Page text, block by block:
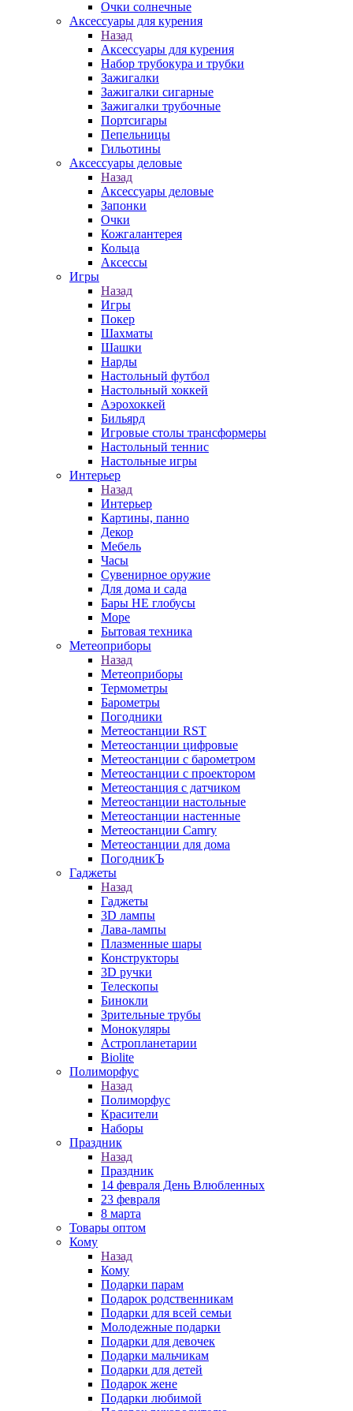
Очки солнечные
Аксессуары для курения
Назад
Аксессуары для курения
Набор трубокура и трубки
Зажигалки
Зажигалки сигарные
Зажигалки трубочные
Портсигары
Пепельницы
Гильотины
Аксессуары деловые
Назад
Аксессуары деловые
Запонки
Очки
Кожгалантерея
Кольца
Аксессы
Игры
Назад
Игры
Покер
Шахматы
Шашки
Нарды
Настольный футбол
Настольный хоккей
Аэрохоккей
Бильярд
Игровые столы трансформеры
Настольный теннис
Настольные игры
Интерьер
Назад
Интерьер
Картины, панно
Декор
Мебель
Часы
Сувенирное оружие
Для дома и сада
Бары НЕ глобусы
Море
Бытовая техника
Метеоприборы
Назад
Метеоприборы
Термометры
Барометры
Погодники
Метеостанции RST
Метеостанции цифровые
Метеостанции с барометром
Метеостанции с проектором
Метеостанция с датчиком
Метеостанции настольные
Метеостанции настенные
Метеостанции Camry
Метеостанции для дома
ПогодникЪ
Гаджеты
Назад
Гаджеты
3D лампы
Лава-лампы
Плазменные шары
Конструкторы
3D ручки
Телескопы
Бинокли
Зрительные трубы
Монокуляры
Астропланетарии
Biolite
Полиморфус
Назад
Полиморфус
Красители
Наборы
Праздник
Назад
Праздник
14 февраля День Влюбленных
23 февраля
8 марта
Товары оптом
Кому
Назад
Кому
Подарки парам
Подарок родственникам
Подарки для всей семьи
Молодежные подарки
Подарки для девочек
Подарки мальчикам
Подарки для детей
Подарок жене
Подарки любимой